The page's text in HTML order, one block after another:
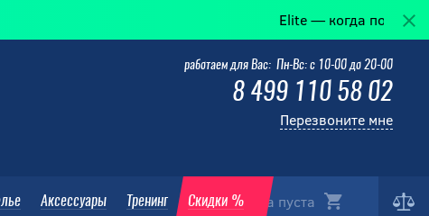
Elite — когда победа в
Корзина пуста
Аксессуары Тренинг Скидки %
работаем для Вас: Пн-Вс: с 10-00 до 20-00
8 499 110 58 02
Перезвоните мне